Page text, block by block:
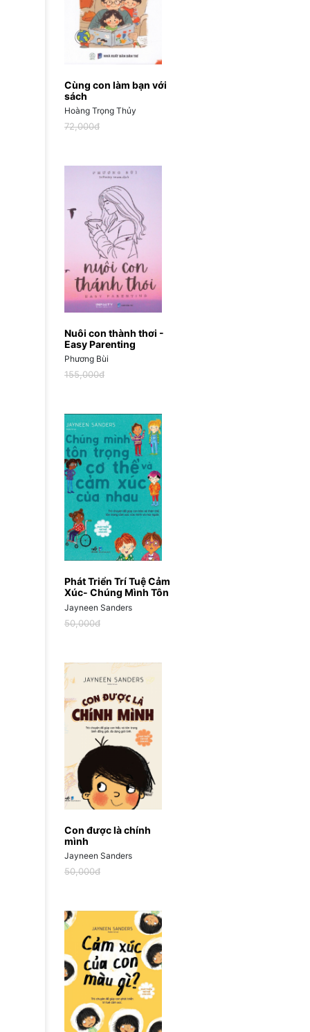
Cùng con làm bạn với
sách
Hoàng Trọng Thủy
72,000đ
Nuôi con thành thơi -
Easy Parenting
Phương Bùi
155,000đ
Phát Triển Trí Tuệ Cảm
Xúc- Chúng Mình Tôn
Trọng Cơ Thể Và Cảm
Xúc Của Nhau
Jayneen Sanders
50,000đ
Con được là chính
mình
Jayneen Sanders
50,000đ